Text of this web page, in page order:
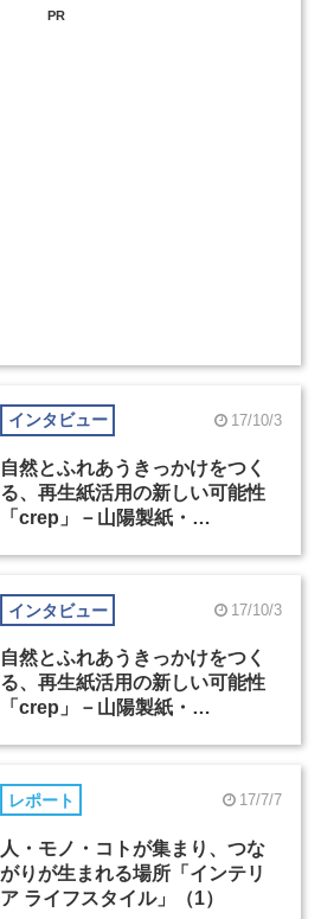
PR
インタビュー 17/10/3
自然とふれあうきっかけをつく
る、再生紙活用の新しい可能性
「crep」－山陽製紙・
インタビュー 17/10/3
自然とふれあうきっかけをつく
る、再生紙活用の新しい可能性
「crep」－山陽製紙・
レポート 17/7/7
人・モノ・コトが集まり、つな
がりが生まれる場所「インテリ
ア ライフスタイル」（1）